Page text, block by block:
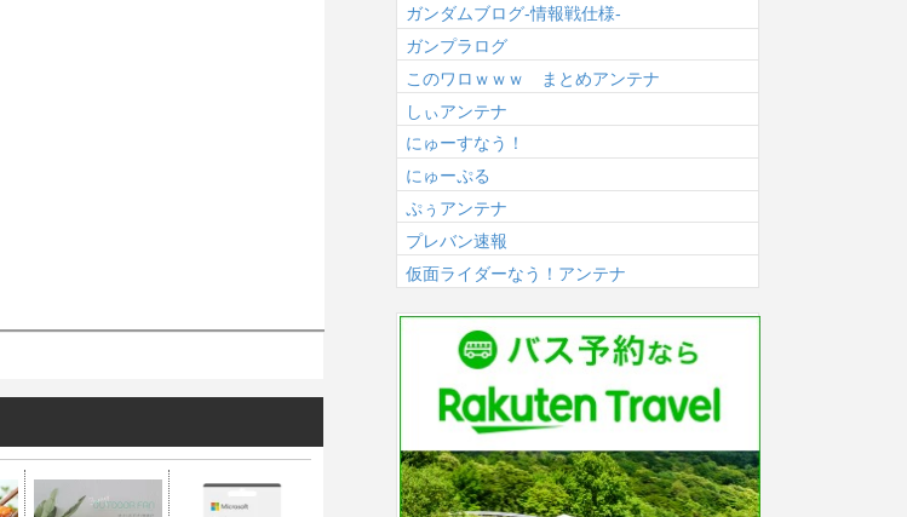
ガンダムブログ-情報戦仕様-
ガンプラログ
このワロｗｗｗ まとめアンテナ
しぃアンテナ
にゅーすなう！
にゅーぷる
ぷぅアンテナ
プレバン速報
仮面ライダーなう！アンテナ